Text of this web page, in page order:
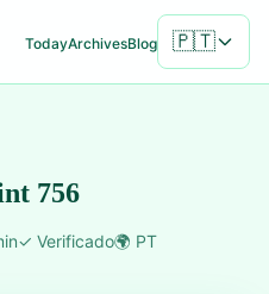
TodayArchivesBlog 🇵🇹
756
✓ Verificado🌍 PT